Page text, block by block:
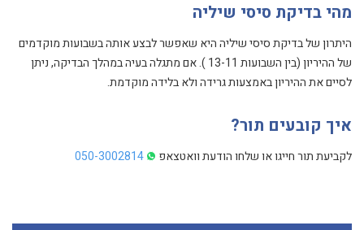
מהי בדיקת סיסי שיליה
היתרון של בדיקת סיסי שיליה היא שאפשר לבצע אותה בשבועות מוקדמים
של ההיריון (בין השבועות 13-11 ). אם מתגלה בעיה במהלך הבדיקה, ניתן
לסיים את ההיריון באמצעות גרידה ולא בלידה מוקדמת.
איך קובעים תור?
לקביעת תור חייגו או שלחו הודעת וואטצאפ 050-3002814